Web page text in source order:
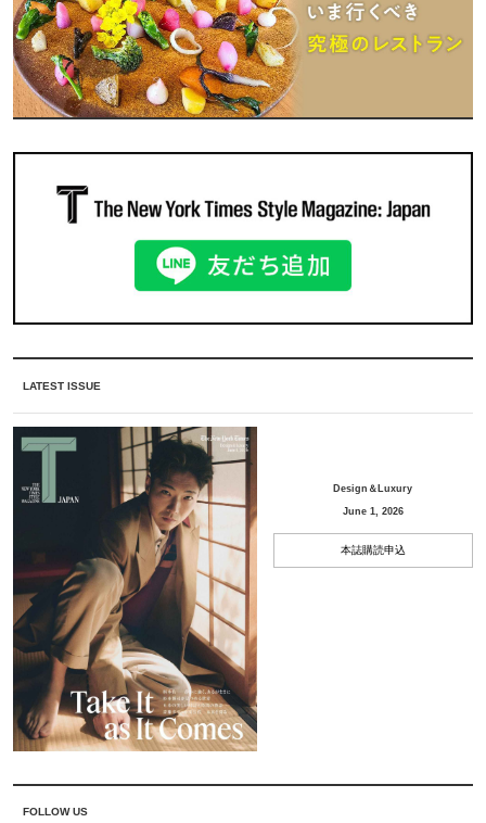
LATEST ISSUE
Design＆Luxury
June 1, 2026
本誌購読申込
FOLLOW US